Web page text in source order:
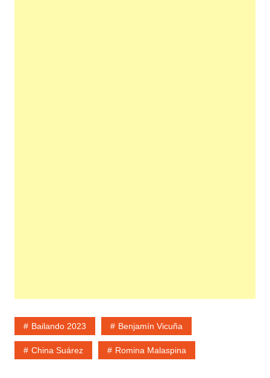
Bailando 2023 Benjamín Vicuña
China Suárez Romina Malaspina